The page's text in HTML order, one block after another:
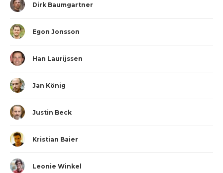
Dirk Baumgartner
Egon Jonsson
Han Laurijssen
Jan König
Justin Beck
Kristian Baier
Leonie Winkel